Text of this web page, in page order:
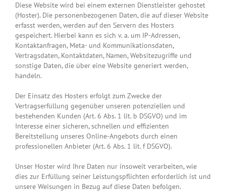
Diese Website wird bei einem externen Dienstleister gehostet
(Hoster). Die personenbezogenen Daten, die auf dieser Website
erfasst werden, werden auf den Servern des Hosters
gespeichert. Hierbei kann es sich v. a. um IP-Adressen,
Kontaktanfragen, Meta- und Kommunikationsdaten,
Vertragsdaten, Kontaktdaten, Namen, Websitezugriffe und
sonstige Daten, die über eine Website generiert werden,
handeln.
Der Einsatz des Hosters erfolgt zum Zwecke der
Vertragserfüllung gegenüber unseren potenziellen und
bestehenden Kunden (Art. 6 Abs. 1 lit. b DSGVO) und im
Interesse einer sicheren, schnellen und effizienten
Bereitstellung unseres Online-Angebots durch einen
professionellen Anbieter (Art. 6 Abs. 1 lit. f DSGVO).
Unser Hoster wird Ihre Daten nur insoweit verarbeiten, wie
dies zur Erfüllung seiner Leistungspflichten erforderlich ist und
unsere Weisungen in Bezug auf diese Daten befolgen.